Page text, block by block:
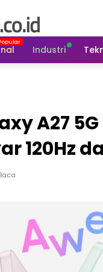
Industri
A27
120Hz